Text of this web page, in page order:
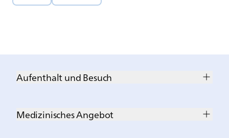
Aufenthalt und Besuch
Medizinisches Angebot